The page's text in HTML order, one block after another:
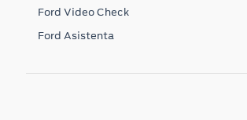
Ford Video Check
Ford Asistenta